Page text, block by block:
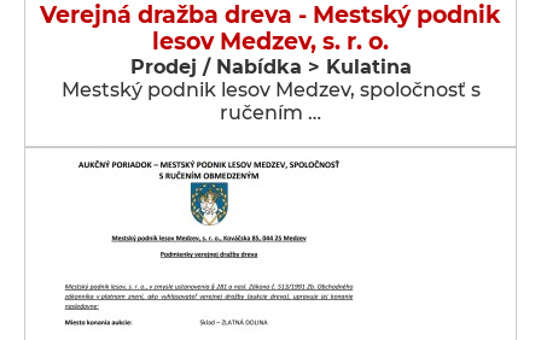
Verejná dražba dreva - Mestský podnik
lesov Medzev, s. r. o.
Prodej / Nabídka > Kulatina
Mestský podnik lesov Medzev, spoločnosť s
ručením …